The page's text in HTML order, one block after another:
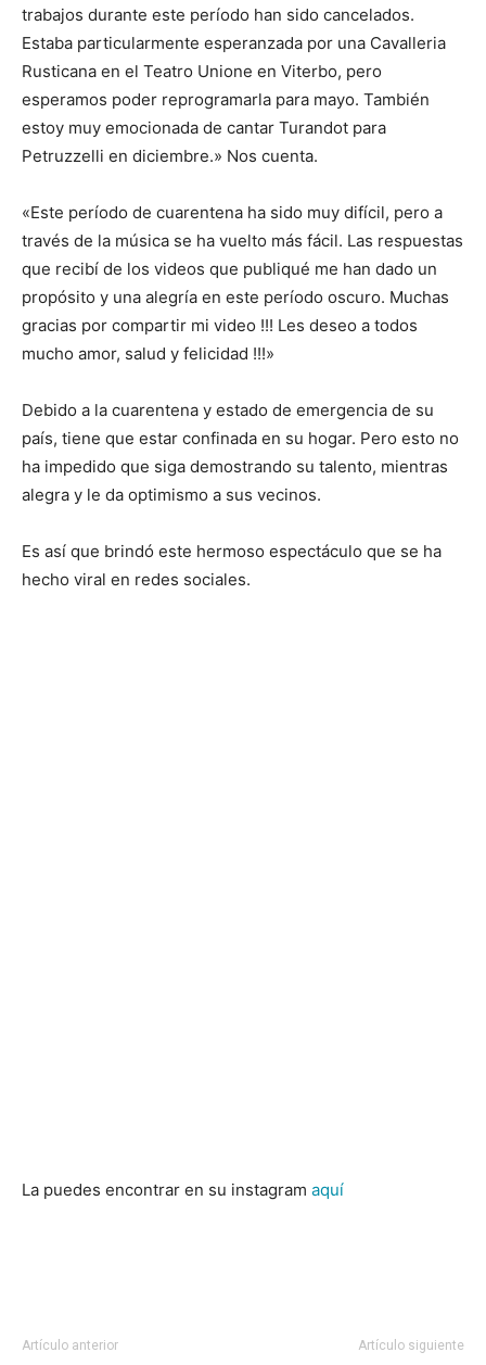
trabajos durante este período han sido cancelados.
Estaba particularmente esperanzada por una Cavalleria
Rusticana en el Teatro Unione en Viterbo, pero
esperamos poder reprogramarla para mayo. También
estoy muy emocionada de cantar Turandot para
Petruzzelli en diciembre.» Nos cuenta.
«Este período de cuarentena ha sido muy difícil, pero a
través de la música se ha vuelto más fácil. Las respuestas
que recibí de los videos que publiqué me han dado un
propósito y una alegría en este período oscuro. Muchas
gracias por compartir mi video !!! Les deseo a todos
mucho amor, salud y felicidad !!!»
Debido a la cuarentena y estado de emergencia de su
país, tiene que estar confinada en su hogar. Pero esto no
ha impedido que siga demostrando su talento, mientras
alegra y le da optimismo a sus vecinos.
Es así que brindó este hermoso espectáculo que se ha
hecho viral en redes sociales.
La puedes encontrar en su instagram aquí
Artículo anterior Artículo siguiente